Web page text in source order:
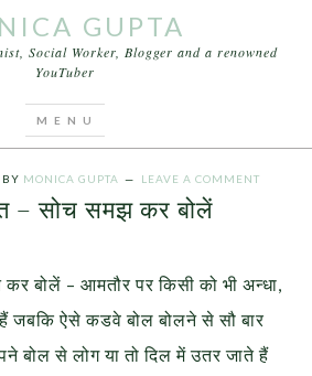
GUPTA
Social Worker, Blogger and a renowned
YouTuber
BY MONICA GUPTA LEAVE A COMMENT
– सोच समझ कर बोलें
बोलें – आमतौर पर किसी को भी अन्धा,
हैं जबकि ऐसे कडवे बोल बोलने से सौ बार
बोल से लोग या तो दिल में उतर जाते हैं